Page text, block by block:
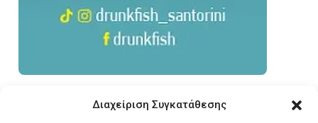
Διαχείριση Συγκατάθεσης